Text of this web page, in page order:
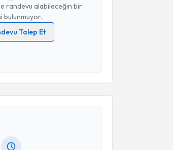
randevu alabileceğin bir
bulunmuyor.
Talep Et
ilişkinAydınlatma Metni
Gönder